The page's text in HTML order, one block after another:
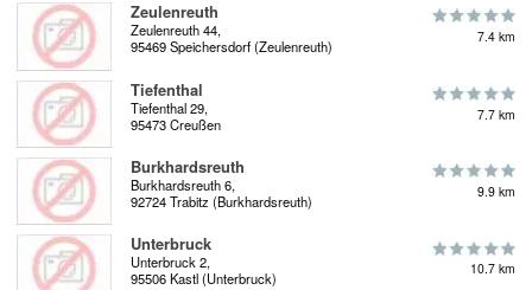
Zeulenreuth
Zeulenreuth 44,
95469 Speichersdorf (Zeulenreuth)
7.4 km
Tiefenthal
Tiefenthal 29,
95473 Creußen
7.7 km
Burkhardsreuth
Burkhardsreuth 6,
92724 Trabitz (Burkhardsreuth)
9.9 km
Unterbruck
Unterbruck 2,
95506 Kastl (Unterbruck)
10.7 km